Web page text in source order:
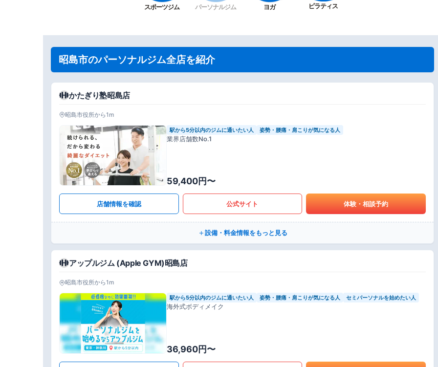
スポーツジム パーソナルジム ヨガ ピラティス
昭島市のパーソナルジム全店を紹介
かたぎり塾昭島店
昭島市役所から1m
駅から5分以内のジムに通いたい人 姿勢・腰痛・肩こりが気になる人
業界店舗数No.1
59,400円〜
店舗情報を確認 公式サイト 体験・相談予約
設備・料金情報をもっと見る
アップルジム (Apple GYM)昭島店
昭島市役所から1m
駅から5分以内のジムに通いたい人 姿勢・腰痛・肩こりが気になる人 セミパーソナルを始めたい人
海外式ボディメイク
36,960円〜